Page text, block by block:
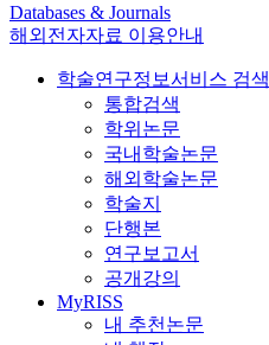
Databases & Journals
해외전자자료 이용안내
학술연구정보서비스 검색
통합검색
학위논문
국내학술논문
해외학술논문
학술지
단행본
연구보고서
공개강의
MyRISS
내 추천논문